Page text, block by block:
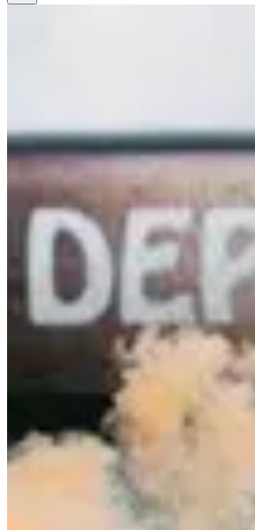
Enregistrer
Enregistrer
Partager
Partager
Proposer une modification
Proposer une modification
Voir toutes les photos
CoursesLocalisation
Date
Septembre 2026